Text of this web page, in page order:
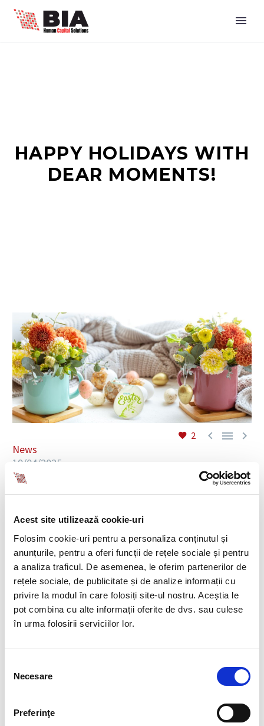
Acest site utilizează cookie-uri
Folosim cookie-uri pentru a personaliza conținutul și
anunțurile, pentru a oferi funcții de rețele sociale și pentru
a analiza traficul. De asemenea, le oferim partenerilor de
rețele sociale, de publicitate și de analize informații cu
privire la modul în care folosiți site-ul nostru. Aceștia le
pot combina cu alte informații oferite de dvs. sau culese
în urma folosirii serviciilor lor.
consimțământului
Necesare
Preferinţe
EN
HAPPY HOLIDAYS WITH
DEAR MOMENTS!
2   
News
19/04/2025
In this meaningful and hopeful time, our thoughts are
turned towards what truly matters – family, inner
balance, gratitude, and trust in the values that guide
us all day.
We wish that these special days bring you peace, joy,
and beautiful moments with your loved ones. May this
time reconnect you with what inspires and motivates
We thank you for the wonderful partnership and your
trust in us! We are delighted to be on this journey